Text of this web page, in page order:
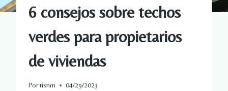
6 consejos sobre techos
verdes para propietarios
de viviendas
Portisnm 04/29/2023